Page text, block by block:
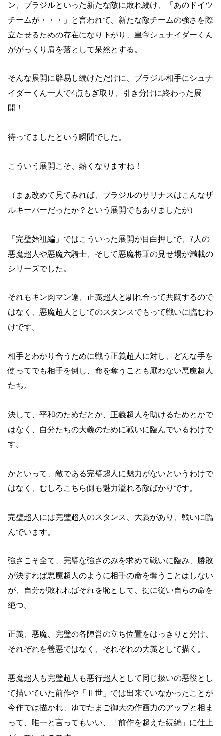
ン、ブラジルといった新たな敵に敗れ続け、「あのドイツ
チームが・・・」と言われて、新たな敵チームの強さを際
立たせるための存在になり下がり、皇帝シュナイダーくん
ががっくり肩を落として呆然とする。
そんな展開に辟易し続けただけに、ブラジル相手にシュナ
イダーくん一人で4点もぎ取り、引き分けに終わった展
開！
待ってましたという瞬間でした。
こういう展開こそ、熱くなりますね！
（まぁ改めて見てみれば、ブラジルのサリナスはこんなザ
ルキーパーだったか？という展開でもありましたが）
「完璧始祖編」ではこういった展開が目白押しで、7人の
悪魔超人や悪魔六騎士、そして悪魔将軍の見せ場が満載の
シリーズでした。
それもキン肉マン達、正義超人と馴れ合って共闘するので
はなく、悪魔超人としてのスタンスでもって戦いに臨むわ
けです。
相手とわかり合うために戦う正義超人に対し、どんな手を
使ってでも相手を倒し、命を奪うことも厭わない悪魔超人
たち。
決して、平和のためだとか、正義超人を助けるためとかで
はなく、自分たちの大義のために戦いに臨んでいるわけで
す。
かといって、敵である完璧超人に魅力がないというわけで
はなく、むしろこちら側も魅力溢れる敵ばかりです。
完璧超人には完璧超人のスタンス、大義があり、戦いに臨
んでいます。
強さこそ全て、完璧な強さのみを求めて戦いに臨み、勝敗
が決すれば悪魔超人のように相手の命を奪うことはしない
が、自分が敗れればそれを恥として、掟に従い自らの命を
絶つ。
正義、悪魔、完璧の各陣営の立ち位置をはっきりと分け、
それぞれを善悪ではなく、それぞれの大義として描く。
悪魔超人も完璧超人も悪行超人として同じ扱いの悪役とし
て描いていた前作や「Ⅱ世」では出来ていなかったことが
今作では描かれ、ゆでたまご御大の作画力のアップと相ま
って、唯一と言ってもいい、「前作を超えた続編」に仕上